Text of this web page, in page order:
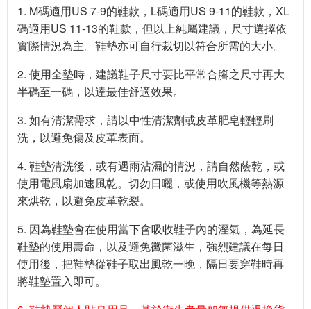
1. M碼適用US 7-9的鞋款，L碼適用US 9-11的鞋款，XL
碼適用US 11-13的鞋款，但以上純屬建議，尺寸選擇依
實際情況為主。鞋墊亦可自行裁切以符合所需的大小。
2. 使用全墊時，建議鞋子尺寸要比平常合腳之尺寸再大
半碼至一碼，以達最佳舒適效果。
3. 如有清潔需求，請以中性清潔劑或皮革肥皂輕輕刷
洗，以避免傷及皮革表面。
4. 鞋墊清洗後，或有遇雨沾濕的情況，請自然蔭乾，或
使用電風扇加速風乾。切勿日曬，或使用吹風機等熱源
來烘乾，以避免皮革乾裂。
5. 因為鞋墊會在使用當下會吸收鞋子內的溼氣，為延長
鞋墊的使用壽命，以及避免黴菌滋生，強烈建議在每日
使用後，把鞋墊從鞋子取出風乾一晚，隔日要穿鞋時再
將鞋墊置入即可。